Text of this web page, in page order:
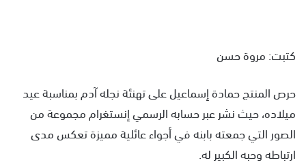
كتبت: مروة حسن
حرص المنتج حمادة إسماعيل على تهنئة نجله آدم بمناسبة عيد
ميلاده، حيث نشر عبر حسابه الرسمي إنستغرام مجموعة من
الصور التي جمعته بابنه في أجواء عائلية مميزة تعكس مدى
ارتباطه وحبه الكبير له.